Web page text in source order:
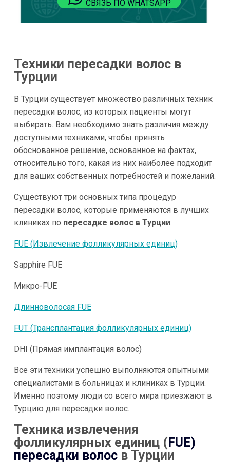
СВЯЗЬ ПО WHATSAPP
Техники пересадки волос в
Турции
В Турции существует множество различных техник
пересадки волос, из которых пациенты могут
выбирать. Вам необходимо знать различия между
доступными техниками, чтобы принять
обоснованное решение, основанное на фактах,
относительно того, какая из них наиболее подходит
для ваших собственных потребностей и пожеланий.
Существуют три основных типа процедур
пересадки волос, которые применяются в лучших
клиниках по пересадке волос в Турции:
FUE (Извлечение фолликулярных единиц)
Sapphire FUE
Микро-FUE
Длинноволосая FUE
FUT (Трансплантация фолликулярных единиц)
DHI (Прямая имплантация волос)
Все эти техники успешно выполняются опытными
специалистами в больницах и клиниках в Турции.
Именно поэтому люди со всего мира приезжают в
Турцию для пересадки волос.
Техника извлечения
фолликулярных единиц (FUE)
пересадки волосв Турции